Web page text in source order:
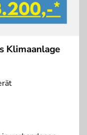
Klimaanlage